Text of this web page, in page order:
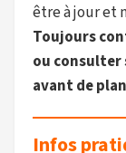
être à jour et
Toujours
ou
avant de
Infos